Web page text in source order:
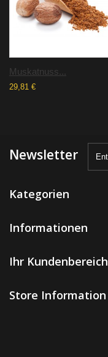
Muskatnuss...
29,81 €
Newsletter
Kategorien
Informationen
Ihr Kundenbereich
Store Information